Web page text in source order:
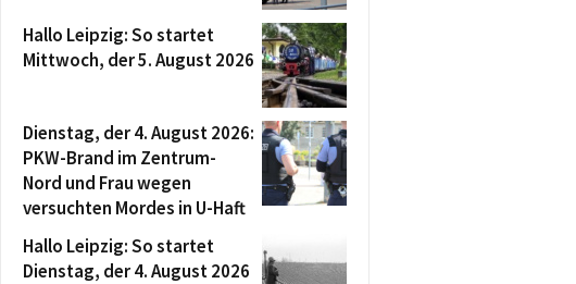
Hallo Leipzig: So startet
Mittwoch, der 5. August 2026
Dienstag, der 4. August 2026:
PKW-Brand im Zentrum-
Nord und Frau wegen
versuchten Mordes in U-Haft
Hallo Leipzig: So startet
Dienstag, der 4. August 2026